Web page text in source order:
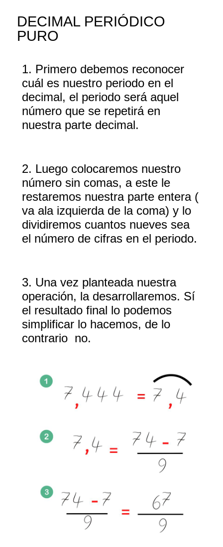
DECIMAL PERIÓDICO
PURO
1. Primero debemos reconocer
cuál es nuestro periodo en el
decimal, el periodo será aquel
número que se repetirá en
nuestra parte decimal.
2. Luego colocaremos nuestro
número sin comas, a este le
restaremos nuestra parte entera (
va ala izquierda de la coma) y lo
dividiremos cuantos nueves sea
el número de cifras en el periodo.
3. Una vez planteada nuestra
operación, la desarrollaremos. Sí
el resultado final lo podemos
simplificar lo hacemos, de lo
contrario no.